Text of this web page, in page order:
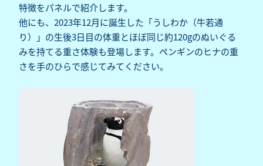
特徴をパネルで紹介します。
他にも、2023年12月に誕生した「うしわか（牛若通
り）」の生後3日目の体重とほぼ同じ約120gのぬいぐる
みを持てる重さ体験も登場します。ペンギンのヒナの重
さを手のひらで感じてみてください。